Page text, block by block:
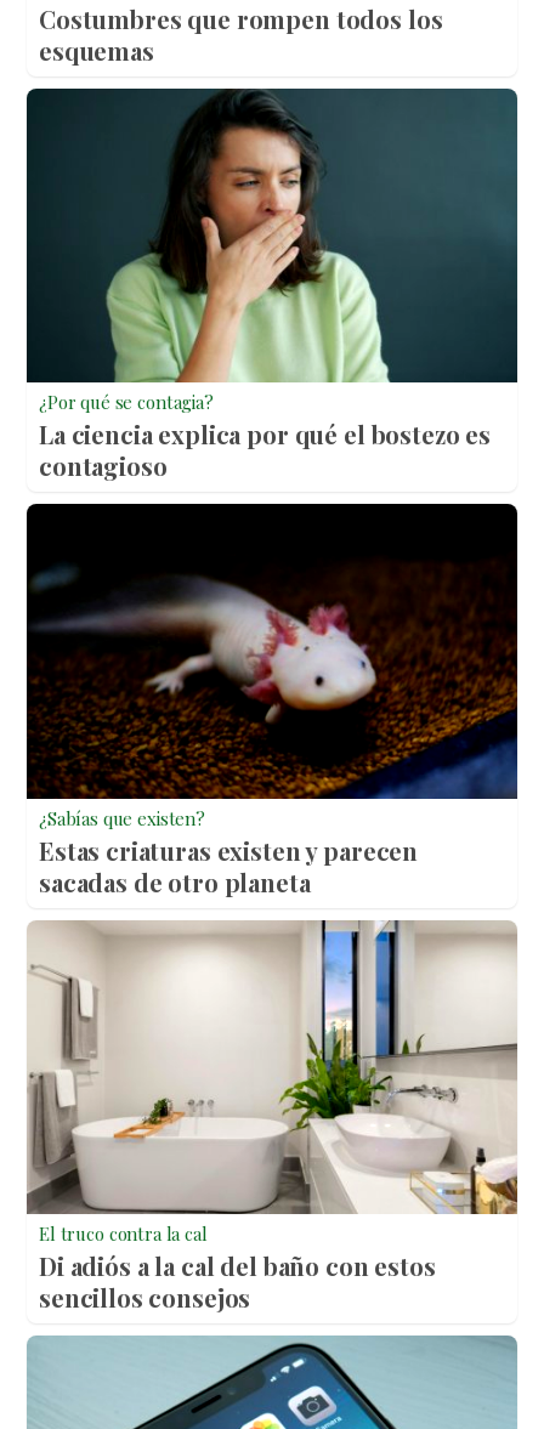
Costumbres que rompen todos los
esquemas
¿Por qué se contagia?
La ciencia explica por qué el bostezo es
contagioso
¿Sabías que existen?
Estas criaturas existen y parecen
sacadas de otro planeta
El truco contra la cal
Di adiós a la cal del baño con estos
sencillos consejos